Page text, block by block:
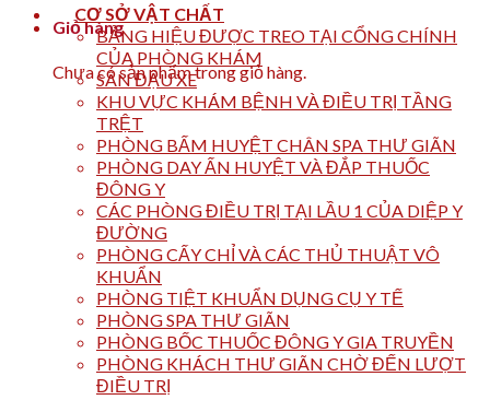
Giỏ hàng
Chưa có sản phẩm trong giỏ hàng.
CƠ SỞ VẬT CHẤT
BẢNG HIỆU ĐƯỢC TREO TẠI CỔNG CHÍNH
CỦA PHÒNG KHÁM
SÂN ĐẬU XE
KHU VỰC KHÁM BỆNH VÀ ĐIỀU TRỊ TẦNG
TRỆT
PHÒNG BẤM HUYỆT CHÂN SPA THƯ GIÃN
PHÒNG DAY ẤN HUYỆT VÀ ĐẮP THUỐC
ĐÔNG Y
CÁC PHÒNG ĐIỀU TRỊ TẠI LẦU 1 CỦA DIỆP Y
ĐƯỜNG
PHÒNG CẤY CHỈ VÀ CÁC THỦ THUẬT VÔ
KHUẨN
PHÒNG TIỆT KHUẨN DỤNG CỤ Y TẾ
PHÒNG SPA THƯ GIÃN
PHÒNG BỐC THUỐC ĐÔNG Y GIA TRUYỀN
PHÒNG KHÁCH THƯ GIÃN CHỜ ĐẾN LƯỢT
ĐIỀU TRỊ